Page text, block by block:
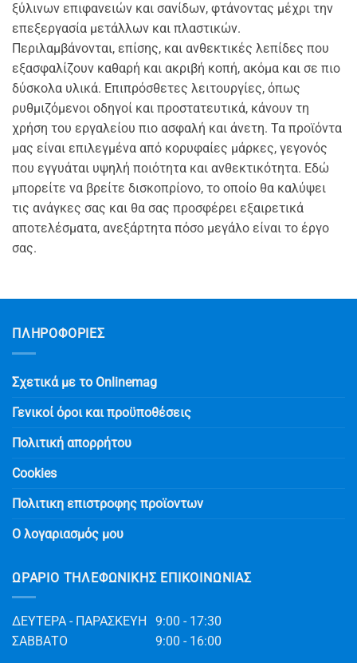
ξύλινων επιφανειών και σανίδων, φτάνοντας μέχρι την
επεξεργασία μετάλλων και πλαστικών.
Περιλαμβάνονται, επίσης, και ανθεκτικές λεπίδες που
εξασφαλίζουν καθαρή και ακριβή κοπή, ακόμα και σε πιο
δύσκολα υλικά. Επιπρόσθετες λειτουργίες, όπως
ρυθμιζόμενοι οδηγοί και προστατευτικά, κάνουν τη
χρήση του εργαλείου πιο ασφαλή και άνετη. Τα προϊόντα
μας είναι επιλεγμένα από κορυφαίες μάρκες, γεγονός
που εγγυάται υψηλή ποιότητα και ανθεκτικότητα. Εδώ
μπορείτε να βρείτε δισκοπρίονο, το οποίο θα καλύψει
τις ανάγκες σας και θα σας προσφέρει εξαιρετικά
αποτελέσματα, ανεξάρτητα πόσο μεγάλο είναι το έργο
σας.
ΠΛΗΡΟΦΟΡΙΕΣ
Σχετικά με το Onlinemag
Γενικοί όροι και προϋποθέσεις
Πολιτική απορρήτου
Cookies
Πολιτικη επιστροφης προϊοντων
Ο λογαριασμός μου
ΩΡΆΡΙΟ ΤΗΛΕΦΩΝΙΚΉΣ ΕΠΙΚΟΙΝΩΝΊΑΣ
ΔΕΥΤΕΡΑ - ΠΑΡΑΣΚΕΥΗ
9:00 - 17:30
ΣΑΒΒΑΤΟ
9:00 - 16:00